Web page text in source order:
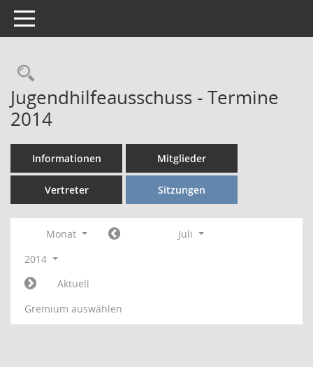
Toggle navigation
Rechercheauswahl
Jugendhilfeausschuss - Termine
2014
Informationen Mitglieder
Vertreter Sitzungen
Monat
Juli
2014
Aktuell
Gremium auswählen